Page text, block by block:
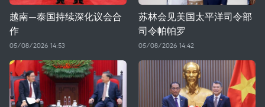
越南—泰国持续深化议会合
作
05/08/2026 14:53
苏林会见美国太平洋司令部
司令帕帕罗
05/08/2026 14:42